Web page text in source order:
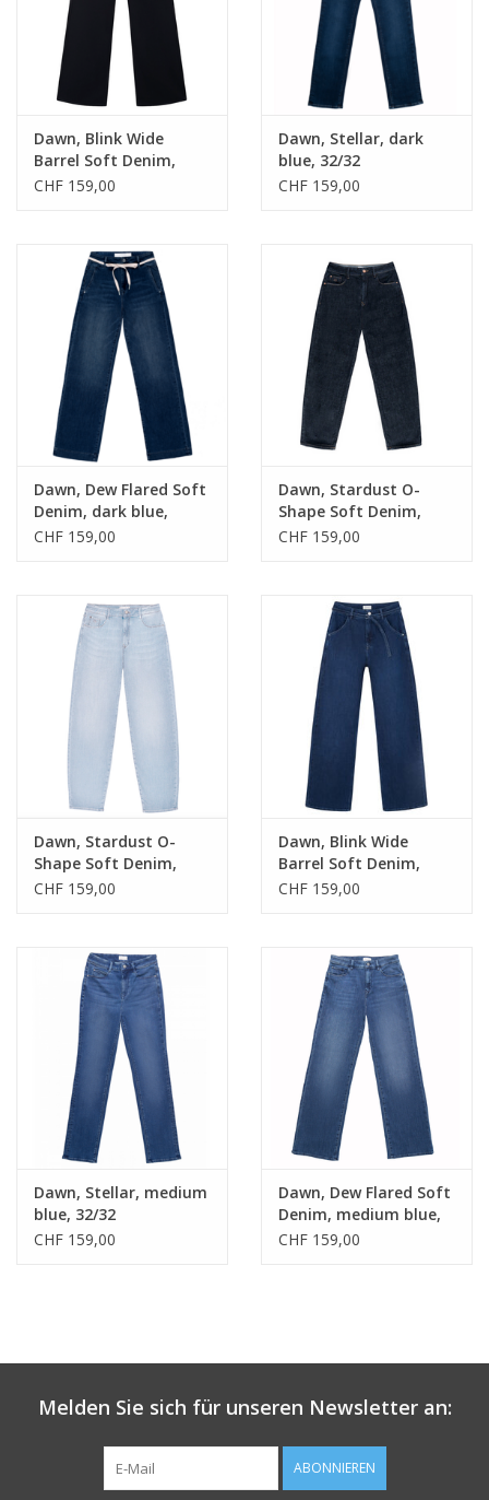
Dawn, Blink Wide
Barrel Soft Denim,
stay black, 32/32
CHF 159,00
Dawn, Stellar, dark
blue, 32/32
CHF 159,00
Dawn, Dew Flared Soft
Denim, dark blue,
32/32
CHF 159,00
Dawn, Stardust O-
Shape Soft Denim,
dark indigo, 32/28
CHF 159,00
Dawn, Stardust O-
Shape Soft Denim,
light blue, 32/28
CHF 159,00
Dawn, Blink Wide
Barrel Soft Denim,
dark blue, 32/32
CHF 159,00
Dawn, Stellar, medium
blue, 32/32
CHF 159,00
Dawn, Dew Flared Soft
Denim, medium blue,
32/32
CHF 159,00
Melden Sie sich für unseren Newsletter an:
ABONNIEREN